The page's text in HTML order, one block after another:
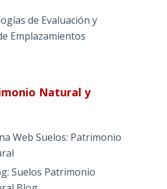
de Evaluación y
Emplazamientos
Natural y
Web Suelos: Patrimonio
Suelos Patrimonio